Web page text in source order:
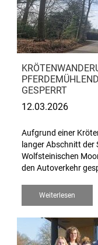
GESPERRT
12.03.2026
Aufgrund einer
langer Abschnitt
Wolfsteinischen
den Autoverkehr
Weiterlesen